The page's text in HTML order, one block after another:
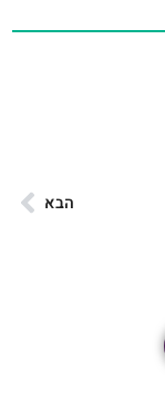
הבא